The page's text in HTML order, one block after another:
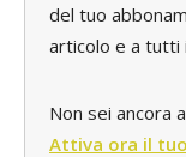
del tuo
articolo e a tutti
Non sei ancora
Attiva ora il